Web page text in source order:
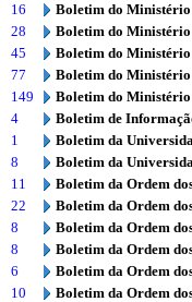
16
Boletim do
28
Boletim do
45
Boletim do
77
Boletim do
149
Boletim do
4
Boletim de
1
Boletim da
8
Boletim da
11
Boletim da Ordem
22
Boletim da Ordem
8
Boletim da Ordem
8
Boletim da Ordem
6
Boletim da Ordem
10
Boletim da Ordem